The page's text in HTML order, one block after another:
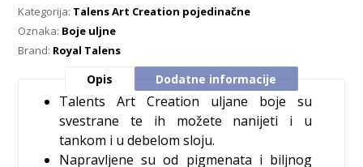
Kategorija: Talens Art Creation pojedinačne
Oznaka: Boje uljne
Brand: Royal Talens
Opis Dodatne informacije
Talents Art Creation uljane boje su
svestrane te ih možete nanijeti i u
tankom i u debelom sloju.
Napravljene su od pigmenata i biljnog